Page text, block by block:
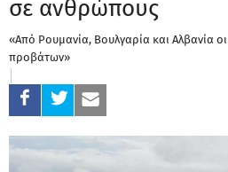
σε ανθρώπους
«Από Ρουμανία, Βουλγαρία και Αλβανία
προβάτων»